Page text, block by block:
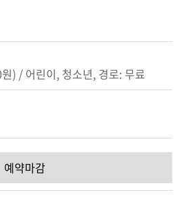
) / 어린이, 청소년, 경로: 무료
예약마감